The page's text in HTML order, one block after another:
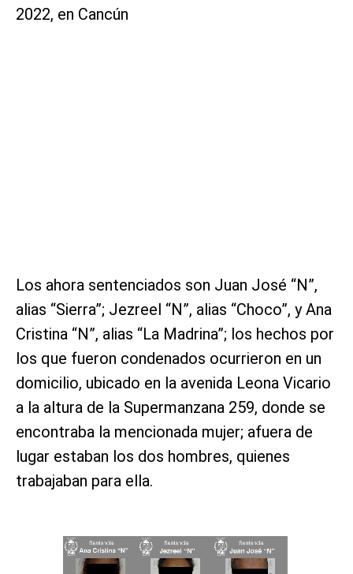
2022, en Cancún
Los ahora sentenciados son Juan José “N”,
alias “Sierra”; Jezreel “N”, alias “Choco”, y Ana
Cristina “N”, alias “La Madrina”; los hechos por
los que fueron condenados ocurrieron en un
domicilio, ubicado en la avenida Leona Vicario
a la altura de la Supermanzana 259, donde se
encontraba la mencionada mujer; afuera de
lugar estaban los dos hombres, quienes
trabajaban para ella.